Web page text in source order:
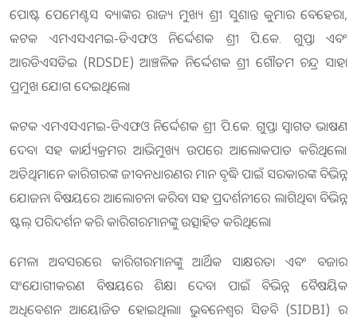
ପୋଷ୍ଟ ପେମେଣ୍ଟସ ବ୍ୟାଙ୍କର ରାଜ୍ୟ ମୁଖ୍ୟ ଶ୍ରୀ ସୁଶାନ୍ତ କୁମାର ବେହେରା,
କଟକ ଏମଏସଏମଇ-ଡିଏଫଓ ନିର୍ଦ୍ଦେଶକ ଶ୍ରୀ ପି.କେ. ଗୁପ୍ତା ଏବଂ
ଆରଡିଏସଡିଇ (RDSDE) ଆଞ୍ଚଳିକ ନିର୍ଦ୍ଦେଶକ ଶ୍ରୀ ଗୌତମ ଚନ୍ଦ୍ର ସାହା
ପ୍ରମୁଖ ଯୋଗ ଦେଇଥିଲେ।
କଟକ ଏମଏସଏମଇ-ଡିଏଫଓ ନିର୍ଦ୍ଦେଶକ ଶ୍ରୀ ପି.କେ. ଗୁପ୍ତା ସ୍ୱାଗତ ଭାଷଣ
ଦେବା ସହ କାର୍ଯ୍ୟକ୍ରମର ଆଭିମୁଖ୍ୟ ଉପରେ ଆଲୋକପାତ କରିଥିଲେ।
ଅତିଥିମାନେ କାରିଗରଙ୍କ ଜୀବନଧାରଣର ମାନ ବୃଦ୍ଧି ପାଇଁ ସରକାରଙ୍କ ବିଭିନ୍ନ
ଯୋଜନା ବିଷୟରେ ଆଲୋଚନା କରିବା ସହ ପ୍ରଦର୍ଶନୀରେ ଲାଗିଥିବା ବିଭିନ୍ନ
ଷ୍ଟଲ୍ ପରିଦର୍ଶନ କରି କାରିଗରମାନଙ୍କୁ ଉତ୍ସାହିତ କରିଥିଲେ।
ମେଳା ଅବସରରେ କାରିଗରମାନଙ୍କୁ ଆର୍ଥିକ ସାକ୍ଷରତା ଏବଂ ବଜାର
ସଂଯୋଗୀକରଣ ବିଷୟରେ ଶିକ୍ଷା ଦେବା ପାଇଁ ବିଭିନ୍ନ ବୈଷୟିକ
ଅଧିବେଶନ ଆୟୋଜିତ ହୋଇଥିଲା। ଭୁବନେଶ୍ୱର ସିଡବି (SIDBI) ର